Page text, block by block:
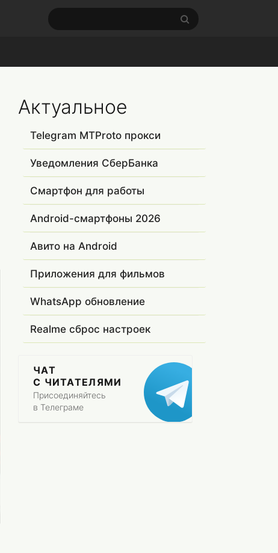
Актуальное
Telegram MTProto прокси
Уведомления СберБанка
Смартфон для работы
Android-смартфоны 2026
Авито на Android
Приложения для фильмов
WhatsApp обновление
Realme сброс настроек
ЧАТ
С ЧИТАТЕЛЯМИ
Присоединяйтесь
в Телеграме